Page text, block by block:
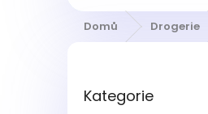
Domů Drogerie
kategorie
Kategorie